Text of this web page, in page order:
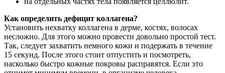
Как определить дефицит коллагена?
Установить нехватку коллагена в дерме, костях, волосах
несложно. Для этого можно провести довольно простой тест.
Так, следует захватить немного кожи и подержать в течение
15 секунд. После этого стоит отпустить и посмотреть,
насколько быстро кожные покровы расправятся. Если это